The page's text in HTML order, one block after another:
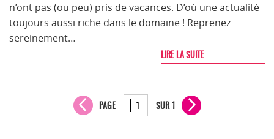
n’ont pas (ou peu) pris de vacances. D’où une actualité
toujours aussi riche dans le domaine ! Reprenez
sereinement…
LIRE LA SUITE
PAGE SUR 1